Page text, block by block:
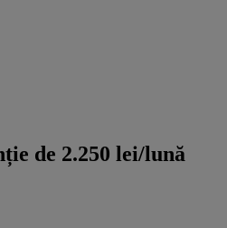
de 2.250 lei/lună